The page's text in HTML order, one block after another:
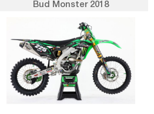
Bud Monster 2018